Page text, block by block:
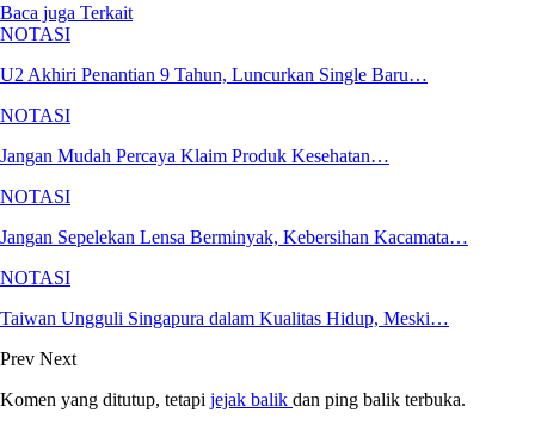
Baca juga Terkait
NOTASI
U2 Akhiri Penantian 9 Tahun, Luncurkan Single Baru…
NOTASI
Jangan Mudah Percaya Klaim Produk Kesehatan…
NOTASI
Jangan Sepelekan Lensa Berminyak, Kebersihan Kacamata…
NOTASI
Taiwan Ungguli Singapura dalam Kualitas Hidup, Meski…
Prev Next
Komen yang ditutup, tetapi jejak balik dan ping balik terbuka.